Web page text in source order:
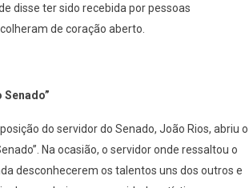
disse ter sido recebida por pessoas
de coração aberto.
do servidor do Senado, João Rios, abriu o
Na ocasião, o servidor onde ressaltou o
desconhecerem os talentos uns dos outros e